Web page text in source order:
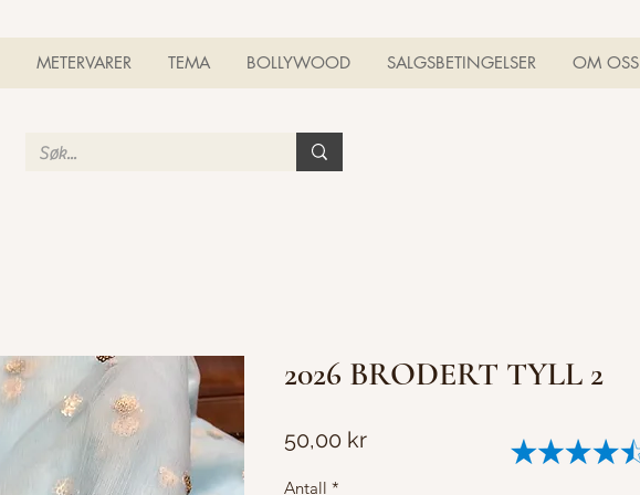
METERVARER TEMA BOLLYWOOD SALGSBETINGELSER OM OSS
2026 BRODERT TYLL 2
50,00 krPris
Antall *